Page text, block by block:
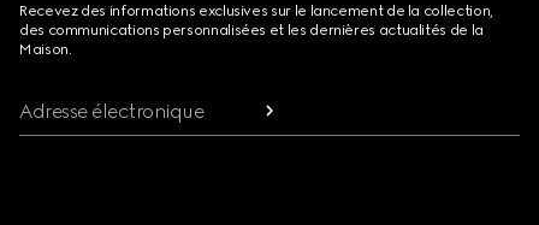
Recevez des informations exclusives sur le lancement de la collection,
des communications personnalisées et les dernières actualités de la
Maison.
Adresse électronique